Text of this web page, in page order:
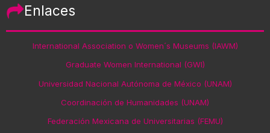
Enlaces
International Association o Women´s Museums (IAWM)
Graduate Women International (GWI)
Universidad Nacional Autónoma de México (UNAM)
Coordinación de Humanidades (UNAM)
Federación Mexicana de Universitarias (FEMU)